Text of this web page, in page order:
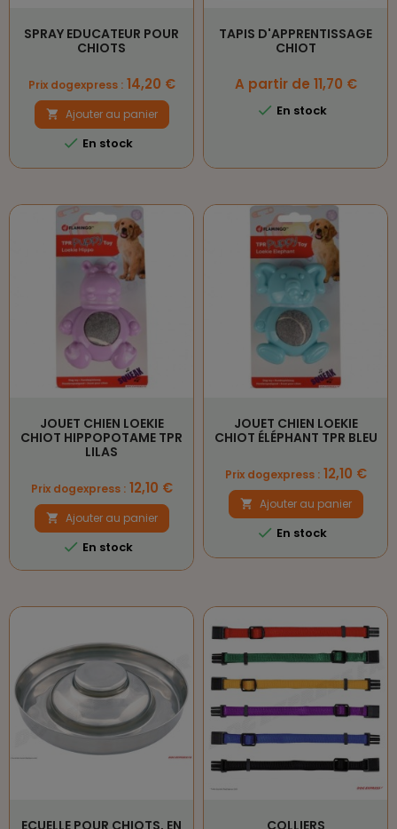
SPRAY EDUCATEUR POUR
CHIOTS
Prix
Prix dogexpress :14,20 €
 Ajouter au panier
 En stock
TAPIS D'APPRENTISSAGE
CHIOT
Prix
A partir de 11,70 €
 En stock
JOUET CHIEN LOEKIE
CHIOT HIPPOPOTAME TPR
LILAS
Prix
Prix dogexpress :12,10 €
 Ajouter au panier
 En stock
JOUET CHIEN LOEKIE
CHIOT ÉLÉPHANT TPR BLEU
Prix
Prix dogexpress :12,10 €
 Ajouter au panier
 En stock
ECUELLE POUR CHIOTS, EN COLLIERS